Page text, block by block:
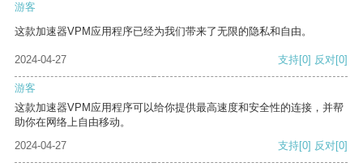
游客
这款加速器VPM应用程序已经为我们带来了无限的隐私和自由。
2024-04-27 支持[0] 反对[0]
游客
这款加速器VPM应用程序可以给你提供最高速度和安全性的连接，并帮
助你在网络上自由移动。
2024-04-27
支持[0] 反对[0]